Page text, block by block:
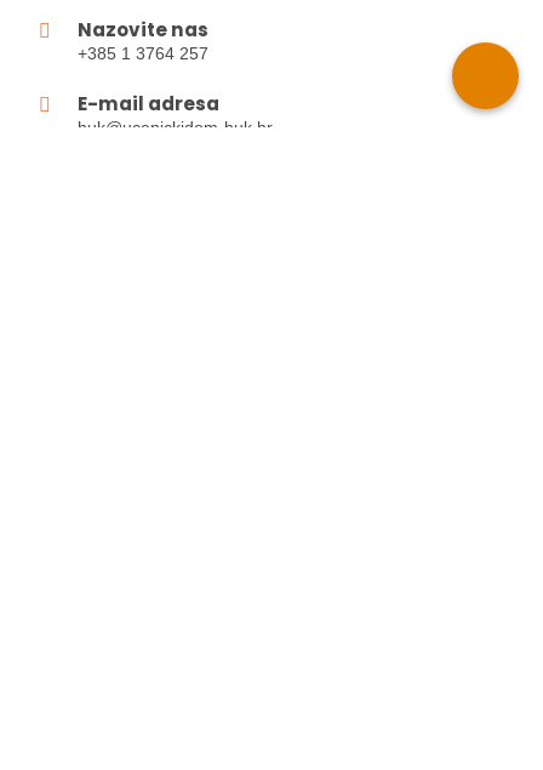
Nazovite nas
+385 1 3764 257
E-mail adresa
huk@ucenickidom-huk.hr